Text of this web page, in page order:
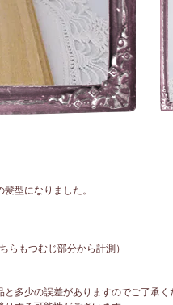
型になりました。
もつむじ部分から計測）
多少の誤差がありますのでご了承く